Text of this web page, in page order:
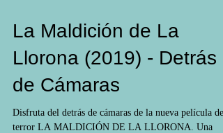
La Maldición de La
Llorona (2019) - Detrás
de Cámaras
Disfruta del detrás de cámaras de la nueva película de
terror LA MALDICIÓN DE LA LLORONA. Una